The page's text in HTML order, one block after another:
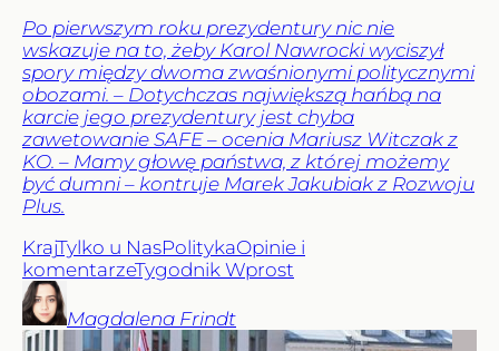
Po pierwszym roku prezydentury nic nie
wskazuje na to, żeby Karol Nawrocki wyciszył
spory między dwoma zwaśnionymi politycznymi
obozami. – Dotychczas największą hańbą na
karcie jego prezydentury jest chyba
zawetowanie SAFE – ocenia Mariusz Witczak z
KO. – Mamy głowę państwa, z której możemy
być dumni – kontruje Marek Jakubiak z Rozwoju
Plus.
KrajTylko u NasPolitykaOpinie i
komentarzeTygodnik Wprost
Magdalena Frindt